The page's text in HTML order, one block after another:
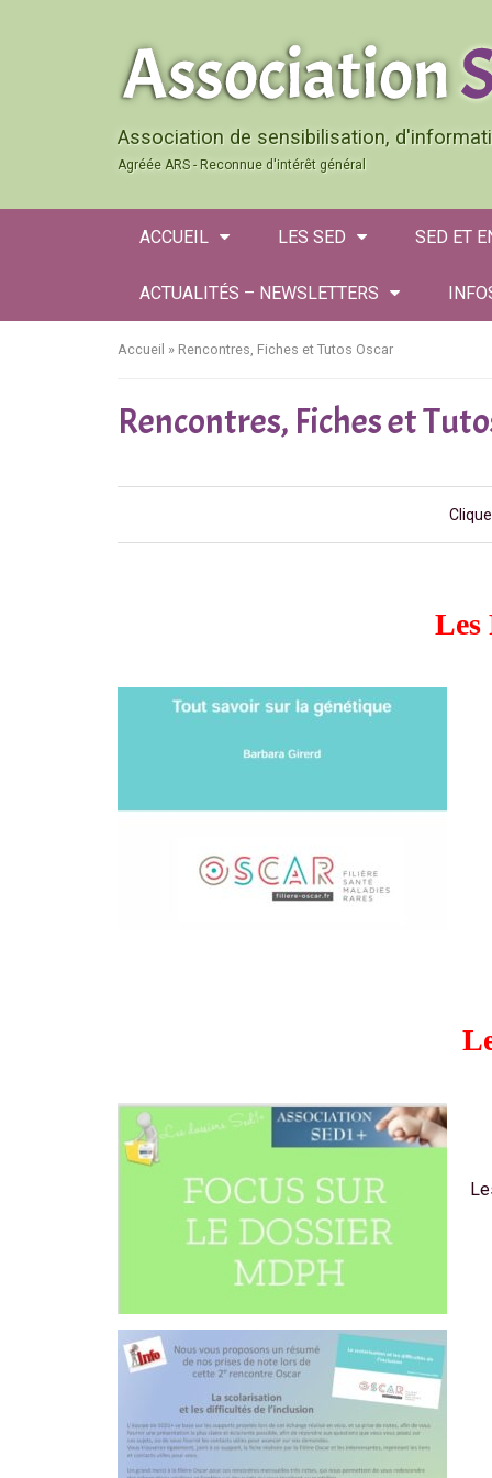
Association de sensibilisation,
Agréée ARS - Reconnue d'intérêt général
ACCUEIL LES SED SED ET
ACTUALITÉS – NEWSLETTERS
Accueil » Rencontres, Fiches et Tutos Oscar
Rencontres, Fiches et
Les